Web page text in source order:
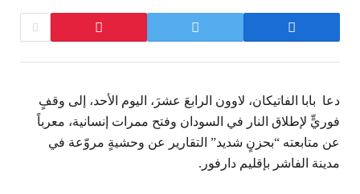
دعا بابا الفاتيكان، لاوون الرابعَ عشرَ، اليوم الأحد، إلى وقفٍ
فوريٍّ لإطلاق النار في السودان وفتح ممرات إنسانية، معرباً
عن متابعته “بحزنٍ شديد” التقارير عن وحشيةٍ مروّعة في
مدينة الفاشر بإقليم دارفور.